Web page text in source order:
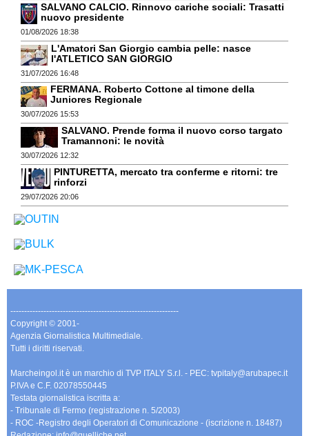
SALVANO CALCIO. Rinnovo cariche sociali: Trasatti
nuovo presidente
01/08/2026 18:38
L'Amatori San Giorgio cambia pelle: nasce
l'ATLETICO SAN GIORGIO
31/07/2026 16:48
FERMANA. Roberto Cottone al timone della
Juniores Regionale
30/07/2026 15:53
SALVANO. Prende forma il nuovo corso targato
Tramannoni: le novità
30/07/2026 12:32
PINTURETTA, mercato tra conferme e ritorni: tre
rinforzi
29/07/2026 20:06
-------------------------------------------------------------
Copyright © 2001-
Agenzia Giornalistica Multimediale.
Tutti i diritti riservati.
Marcheingol.it è un marchio di TVP ITALY S.r.l. - PEC: tvpitaly@arubapec.it
P.IVA e C.F. 02078550445
Testata giornalistica iscritta a:
- Tribunale di Fermo (registrazione n. 5/2003)
- ROC -Registro degli Operatori di Comunicazione - (iscrizione n. 18487)